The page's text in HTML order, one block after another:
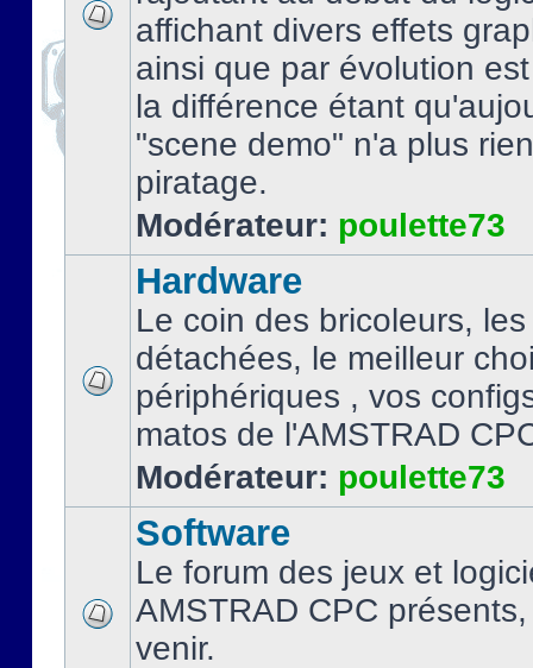
affichant divers effets
ainsi que par évolution
la différence étant
"scene demo" n'a plus
piratage.
Modérateur: poulette73
Hardware
Le coin des bricoleurs,
détachées, le meilleur
périphériques , vos
matos de l'AMSTRAD
Modérateur: poulette73
Software
Le forum des jeux et
AMSTRAD CPC
venir.